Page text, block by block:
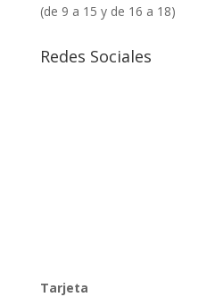
(de 9 a 15 y de 16 a 18)
Redes Sociales
Tarjeta